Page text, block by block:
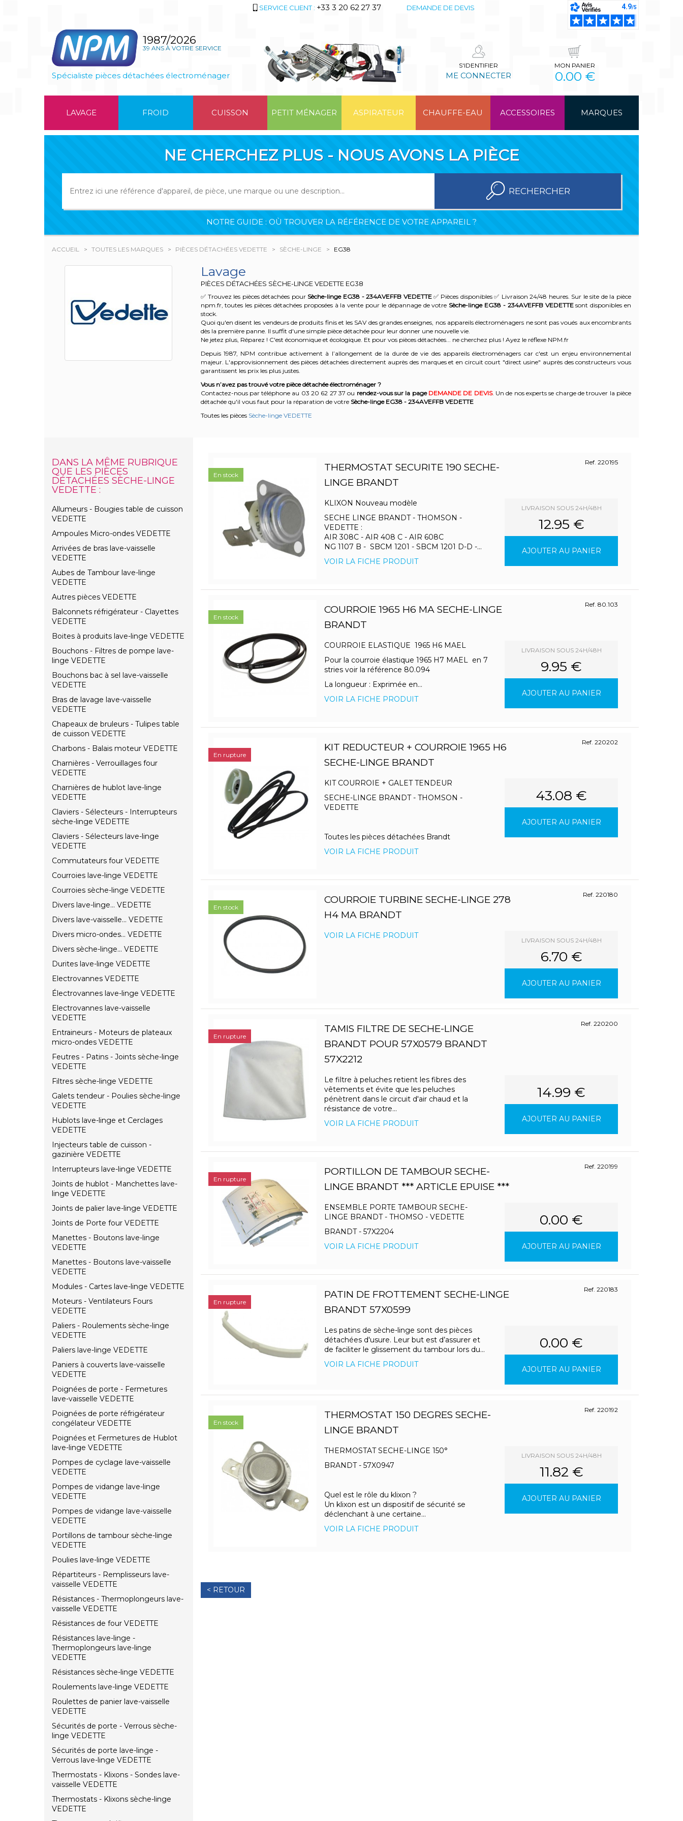
SERVICE CLIENT : +33 3 20 62 27 37 DEMANDE DE DEVIS
1987/2026
39 ANS À VOTRE SERVICE
Spécialiste pièces détachées électroménager
S'IDENTIFIER
ME CONNECTER
MON PANIER
0.00 €
LAVAGE FROID CUISSON PETIT MÉNAGER ASPIRATEUR CHAUFFE-EAU ACCESSOIRES MARQUES
NE CHERCHEZ PLUS - NOUS AVONS LA PIÈCE
RECHERCHER
NOTRE GUIDE : OÙ TROUVER LA RÉFÉRENCE DE VOTRE APPAREIL ?
ACCUEIL TOUTES LES MARQUES PIÈCES DÉTACHÉES VEDETTE SÈCHE-LINGE EG38
Lavage
PIÈCES DÉTACHÉES SÈCHE-LINGE VEDETTE EG38
✅ Trouvez les pièces détachées pour Sèche-linge EG38 - 234AVEFFB VEDETTE✅ Pièces disponibles ✅ Livraison 24/48 heures. Sur le site de la pièce
npm.fr, toutes les pièces détachées proposées à la vente pour le dépannage de votre Sèche-linge EG38 - 234AVEFFB VEDETTEsont disponibles en
stock.
Quoi qu'en disent les vendeurs de produits finis et les SAV des grandes enseignes, nos appareils électroménagers ne sont pas voués aux encombrants
dès la première panne. Il suffit d'une simple pièce détachée pour leur donner une nouvelle vie.
Ne jetez plus, Réparez ! C'est économique et écologique. Et pour vos pièces détachées... ne cherchez plus ! Ayez le réflexe NPM.fr
Depuis 1987, NPM contribue activement à l’allongement de la durée de vie des appareils électroménagers car c'est un enjeu environnemental
majeur. L'approvisionnement des pièces détachées directement auprès des marques et en circuit court "direct usine" auprès des constructeurs vous
garantissent les prix les plus justes.
Vous n’avez pas trouvé votre pièce détachée électroménager ?
Contactez-nous par téléphone au 03 20 62 27 37 ou rendez-vous sur la page DEMANDE DE DEVIS. Un de nos experts se charge de trouver la pièce
détachée qu'il vous faut pour la réparation de votre Sèche-linge EG38 - 234AVEFFB VEDETTE
Toutes les pièces Sèche-linge VEDETTE
DANS LA MÊME RUBRIQUE
QUE LES PIÈCES
DÉTACHÉES SÈCHE-LINGE
VEDETTE :
Allumeurs - Bougies table de cuisson
VEDETTE
Ampoules Micro-ondes VEDETTE
Arrivées de bras lave-vaisselle
VEDETTE
Aubes de Tambour lave-linge
VEDETTE
Autres pièces VEDETTE
Balconnets réfrigérateur - Clayettes
VEDETTE
Boites à produits lave-linge VEDETTE
Bouchons - Filtres de pompe lave-
linge VEDETTE
Bouchons bac à sel lave-vaisselle
VEDETTE
Bras de lavage lave-vaisselle
VEDETTE
Chapeaux de bruleurs - Tulipes table
de cuisson VEDETTE
Charbons - Balais moteur VEDETTE
Charnières - Verrouillages four
VEDETTE
Charnières de hublot lave-linge
VEDETTE
Claviers - Sélecteurs - Interrupteurs
sèche-linge VEDETTE
Claviers - Sélecteurs lave-linge
VEDETTE
Commutateurs four VEDETTE
Courroies lave-linge VEDETTE
Courroies sèche-linge VEDETTE
Divers lave-linge... VEDETTE
Divers lave-vaisselle... VEDETTE
Divers micro-ondes... VEDETTE
Divers sèche-linge... VEDETTE
Durites lave-linge VEDETTE
Electrovannes VEDETTE
Électrovannes lave-linge VEDETTE
Electrovannes lave-vaisselle
VEDETTE
Entraineurs - Moteurs de plateaux
micro-ondes VEDETTE
Feutres - Patins - Joints sèche-linge
VEDETTE
Filtres sèche-linge VEDETTE
Galets tendeur - Poulies sèche-linge
VEDETTE
Hublots lave-linge et Cerclages
VEDETTE
Injecteurs table de cuisson -
gazinière VEDETTE
Interrupteurs lave-linge VEDETTE
Joints de hublot - Manchettes lave-
linge VEDETTE
Joints de palier lave-linge VEDETTE
Joints de Porte four VEDETTE
Manettes - Boutons lave-linge
VEDETTE
Manettes - Boutons lave-vaisselle
VEDETTE
Modules - Cartes lave-linge VEDETTE
Moteurs - Ventilateurs Fours
VEDETTE
Paliers - Roulements sèche-linge
VEDETTE
Paliers lave-linge VEDETTE
Paniers à couverts lave-vaisselle
VEDETTE
Poignées de porte - Fermetures
lave-vaisselle VEDETTE
Poignées de porte réfrigérateur
congélateur VEDETTE
Poignées et Fermetures de Hublot
lave-linge VEDETTE
Pompes de cyclage lave-vaisselle
VEDETTE
Pompes de vidange lave-linge
VEDETTE
Pompes de vidange lave-vaisselle
VEDETTE
Portillons de tambour sèche-linge
VEDETTE
Poulies lave-linge VEDETTE
Répartiteurs - Remplisseurs lave-
vaisselle VEDETTE
Résistances - Thermoplongeurs lave-
vaisselle VEDETTE
Résistances de four VEDETTE
Résistances lave-linge -
Thermoplongeurs lave-linge
VEDETTE
Résistances sèche-linge VEDETTE
Roulements lave-linge VEDETTE
Roulettes de panier lave-vaisselle
VEDETTE
Sécurités de porte - Verrous sèche-
linge VEDETTE
Sécurités de porte lave-linge -
Verrous lave-linge VEDETTE
Thermostats - Klixons - Sondes lave-
vaisselle VEDETTE
Thermostats - Klixons sèche-linge
VEDETTE
THERMOSTAT SECURITE 190 SECHE-
LINGE BRANDT
Ref. 220195
KLIXON Nouveau modèle
SECHE LINGE BRANDT - THOMSON -
VEDETTE :
AIR 308C - AIR 408 C - AIR 608C
NG 1107 B - SBCM 1201 - SBCM 1201 D-D -...
VOIR LA FICHE PRODUIT
LIVRAISON SOUS 24H/48H
12.95 €
AJOUTER AU PANIER
En stock
COURROIE 1965 H6 MA SECHE-LINGE
BRANDT
Ref. 80.103
COURROIE ELASTIQUE 1965 H6 MAEL
Pour la courroie élastique 1965 H7 MAEL en 7
stries voir la référence 80.094
La longueur : Exprimée en...
VOIR LA FICHE PRODUIT
LIVRAISON SOUS 24H/48H
9.95 €
AJOUTER AU PANIER
En stock
KIT REDUCTEUR + COURROIE 1965 H6
SECHE-LINGE BRANDT
Ref. 220202
KIT COURROIE + GALET TENDEUR
SECHE-LINGE BRANDT - THOMSON -
VEDETTE
Toutes les pièces détachées Brandt
VOIR LA FICHE PRODUIT
43.08 €
AJOUTER AU PANIER
En rupture
COURROIE TURBINE SECHE-LINGE 278
H4 MA BRANDT
Ref. 220180
VOIR LA FICHE PRODUIT
LIVRAISON SOUS 24H/48H
6.70 €
AJOUTER AU PANIER
En stock
TAMIS FILTRE DE SECHE-LINGE
BRANDT POUR 57X0579 BRANDT
57X2212
Ref. 220200
Le filtre à peluches retient les fibres des
vêtements et évite que les peluches
pénètrent dans le circuit d'air chaud et la
résistance de votre...
VOIR LA FICHE PRODUIT
14.99 €
AJOUTER AU PANIER
En rupture
PORTILLON DE TAMBOUR SECHE-
LINGE BRANDT *** ARTICLE EPUISE ***
Ref. 220199
ENSEMBLE PORTE TAMBOUR SECHE-
LINGE BRANDT - THOMSO - VEDETTE
BRANDT - 57X2204
VOIR LA FICHE PRODUIT
0.00 €
AJOUTER AU PANIER
En rupture
PATIN DE FROTTEMENT SECHE-LINGE
BRANDT 57X0599
Ref. 220183
Les patins de sèche-linge sont des pièces
détachées d'usure. Leur but est d’assurer et
de faciliter le glissement du tambour lors du...
VOIR LA FICHE PRODUIT
0.00 €
AJOUTER AU PANIER
En rupture
THERMOSTAT 150 DEGRES SECHE-
LINGE BRANDT
Ref. 220192
THERMOSTAT SECHE-LINGE 150°
BRANDT - 57X0947
Quel est le rôle du klixon ?
Un klixon est un dispositif de sécurité se
déclenchant à une certaine...
VOIR LA FICHE PRODUIT
LIVRAISON SOUS 24H/48H
11.82 €
AJOUTER AU PANIER
En stock
< RETOUR